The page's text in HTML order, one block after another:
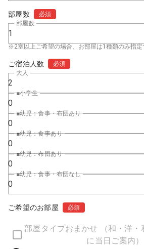
部屋数 必須
1
部屋数
※2室以上ご希望の場合、お部屋は1種類のみ指定
ご宿泊人数 必須
2
大人
0
■小学生
0
■幼児：食事・布団あり
0
■幼児：食事あり
0
■幼児：布団あり
0
■幼児：食事・布団なし
ご希望のお部屋 必須
部屋タイプおまかせ （和・洋・
に当日ご案内）